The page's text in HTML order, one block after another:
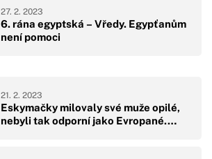
6. rána egyptská – Vředy. Egypťanům
není pomoci
27. 2. 2023
Eskymačky milovaly své muže opilé,
nebyli tak odporní jako Evropané.…
21. 2. 2023